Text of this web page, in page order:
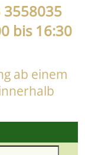
bis 16:30
ab einem